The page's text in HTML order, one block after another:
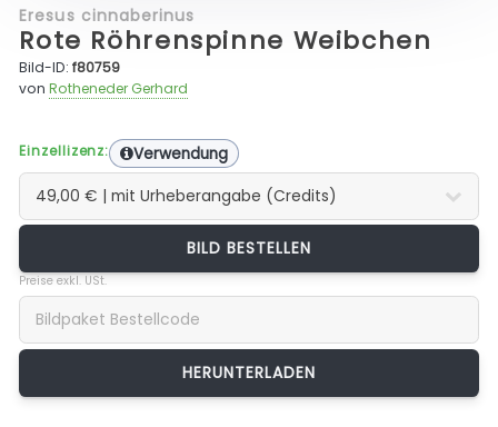
Eresus cinnaberinus
Rote Röhrenspinne Weibchen
Bild-ID:f80759
vonRotheneder Gerhard
Einzellizenz: Verwendung
BILD BESTELLEN
Preise exkl. USt.